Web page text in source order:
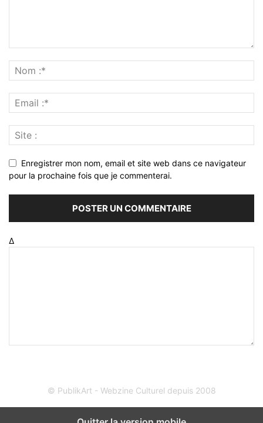
Enregistrer mon nom, email et site web dans ce navigateur
pour la prochaine fois que je commenterai.
Δ
© PublikArt - Webzine Culturel depuis 2008